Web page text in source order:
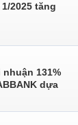
2025 tăng
131%
dựa